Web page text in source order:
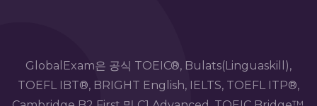
GlobalExam은 공식 TOEIC®, Bulats(Linguaskill),
TOEFL IBT®, BRIGHT English, IELTS, TOEFL ITP®,